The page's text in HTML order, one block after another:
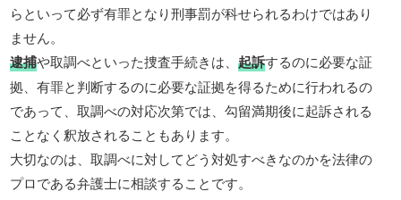
らといって必ず有罪となり刑事罰が科せられるわけではあり
ません。
逮捕や取調べといった捜査手続きは、起訴するのに必要な証
拠、有罪と判断するのに必要な証拠を得るために行われるの
であって、取調べの対応次第では、勾留満期後に起訴される
ことなく釈放されることもあります。
大切なのは、取調べに対してどう対処すべきなのかを法律の
プロである弁護士に相談することです。